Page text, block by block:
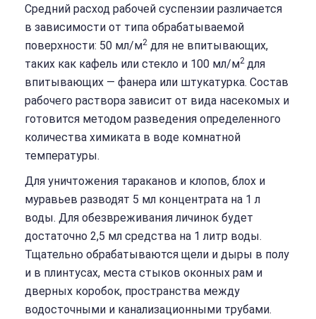
Средний расход рабочей суспензии различается
в зависимости от типа обрабатываемой
поверхности: 50 мл/м2 для не впитывающих,
таких как кафель или стекло и 100 мл/м2 для
впитывающих — фанера или штукатурка. Состав
рабочего раствора зависит от вида насекомых и
готовится методом разведения определенного
количества химиката в воде комнатной
температуры.
Для уничтожения тараканов и клопов, блох и
муравьев разводят 5 мл концентрата на 1 л
воды. Для обезвреживания личинок будет
достаточно 2,5 мл средства на 1 литр воды.
Тщательно обрабатываются щели и дыры в полу
и в плинтусах, места стыков оконных рам и
дверных коробок, пространства между
водосточными и канализационными трубами.